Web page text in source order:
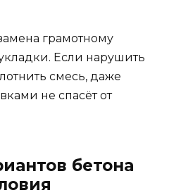
грамотному
Если нарушить
смесь, даже
не спасёт от
бетона